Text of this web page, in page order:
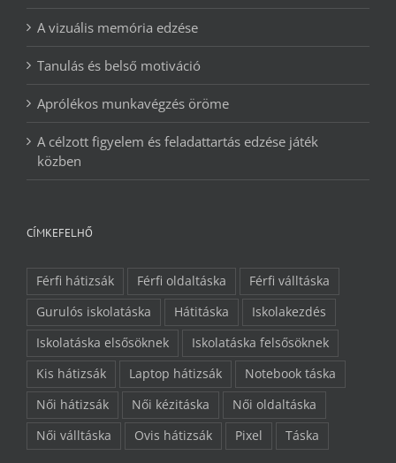
A vizuális memória edzése
Tanulás és belső motiváció
Aprólékos munkavégzés öröme
A célzott figyelem és feladattartás edzése játék
közben
CÍMKEFELHŐ
Férfi hátizsák Férfi oldaltáska
Férfi válltáska
Gurulós iskolatáska
Hátitáska
Iskolakezdés
Iskolatáska elsősöknek
Iskolatáska felsősöknek
Kis hátizsák
Laptop hátizsák
Notebook táska
Női hátizsák
Női kézitáska
Női oldaltáska
Női válltáska
Ovis hátizsák Pixel Táska